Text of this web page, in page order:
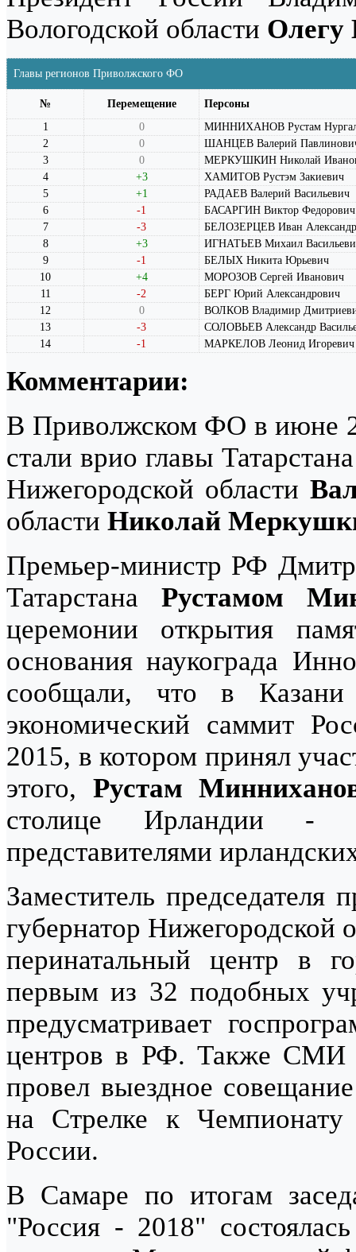
Вологодской области Олегу
Главы регионов Приволжского ФО
№ Перемещение
Персоны
1
0
МИННИХАНОВ Рустам
2
0
ШАНЦЕВ Валерий
3
0
МЕРКУШКИН Николай
4
+3
ХАМИТОВ Рустэм Закиевич
5
+1
РАДАЕВ Валерий Васильевич
6
-1
БАСАРГИН Виктор Федорович
7
-3
БЕЛОЗЕРЦЕВ Иван
8
+3
ИГНАТЬЕВ Михаил
9
-1
БЕЛЫХ Никита Юрьевич
10
+4
МОРОЗОВ Сергей Иванович
11
-2
БЕРГ Юрий Александрович
12
0
ВОЛКОВ Владимир
13
-3
СОЛОВЬЕВ Александр
14
-1 МАРКЕЛОВ Леонид Игоревич
Комментарии:
В Приволжском ФО в июне
стали врио главы
Нижегородской области
области Николай
Премьер-министр РФ
Татарстана Рустамом
церемонии открытия
основания наукограда
сообщали, что в
экономический саммит
2015, в котором принял
этого, Рустам
столице Ирландии -
представителями
Заместитель председателя
губернатор Нижегородской
перинатальный центр в
первым из 32 подобных
предусматривает
центров в РФ. Также СМИ
провел выездное
на Стрелке к
России.
В Самаре по итогам
"Россия - 2018"